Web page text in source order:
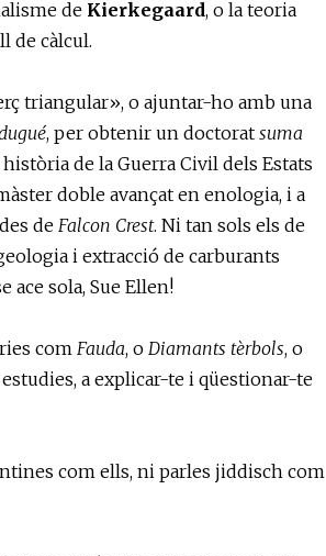
de Kierkegaard, o la teoria
de càlcul.
triangular», o ajuntar-ho amb una
, per obtenir un doctorat suma
de la Guerra Civil dels Estats
doble avançat en enologia, i a
de Falcon Crest. Ni tan sols els de
i extracció de carburants
ace sola, Sue Ellen!
com Fauda, o Diamants tèrbols, o
a explicar-te i qüestionar-te
com ells, ni parles jiddisch com